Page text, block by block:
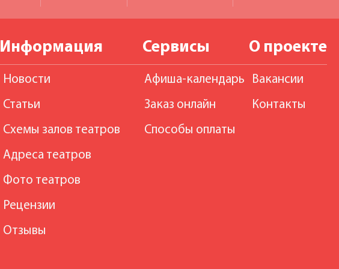
Информация Сервисы О проекте
Новости
Статьи
Схемы залов театров
Адреса театров
Фото театров
Рецензии
Отзывы
Афиша-календарь
Заказ онлайн
Способы оплаты
Вакансии
Контакты